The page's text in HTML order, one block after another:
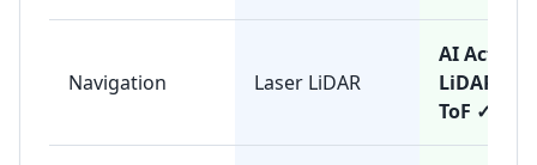
Navigation Laser LiDAR
AI Action
LiDAR +
ToF ✓